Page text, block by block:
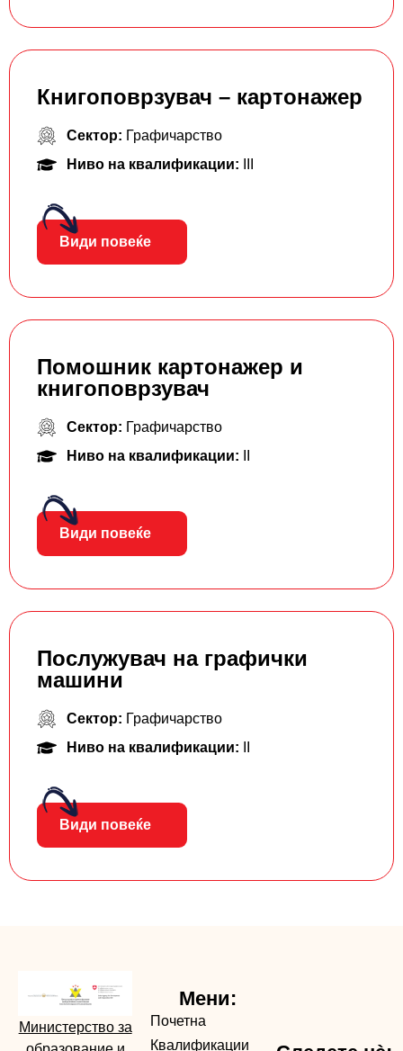
Книгоповрзувач – картонажер
Сектор: Графичарство
Ниво на квалификации:
Види повеќе
Помошник картонажер и
книгоповрзувач
Сектор: Графичарство
Ниво на квалификации:
Види повеќе
Послужувач на графички
машини
Сектор: Графичарство
Ниво на квалификации:
Види повеќе
Министерство за
Мени:
Почетна
Квалификации